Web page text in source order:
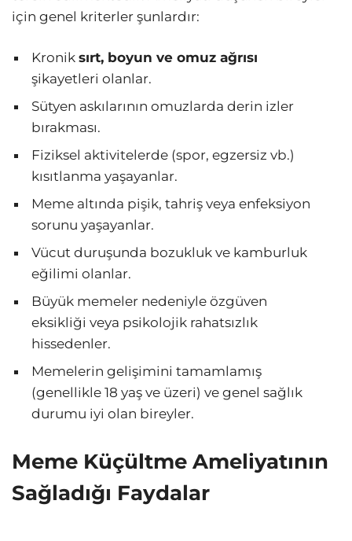
için genel kriterler şunlardır:
Kronik sırt, boyun ve omuz ağrısı
şikayetleri olanlar.
Sütyen askılarının omuzlarda derin izler
bırakması.
Fiziksel aktivitelerde (spor, egzersiz vb.)
kısıtlanma yaşayanlar.
Meme altında pişik, tahriş veya enfeksiyon
sorunu yaşayanlar.
Vücut duruşunda bozukluk ve kamburluk
eğilimi olanlar.
Büyük memeler nedeniyle özgüven
eksikliği veya psikolojik rahatsızlık
hissedenler.
Memelerin gelişimini tamamlamış
(genellikle 18 yaş ve üzeri) ve genel sağlık
durumu iyi olan bireyler.
Meme Küçültme Ameliyatının
Sağladığı Faydalar